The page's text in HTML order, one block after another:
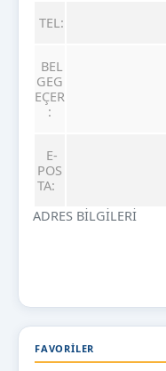
ADRES BİLGİLERİ
TEL:
BEL
GEG
EÇER
:
E-
POS
TA:
FAVORILER